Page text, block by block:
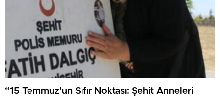
“15 Temmuz’un Sıfır Noktası: Şehit Anneleri